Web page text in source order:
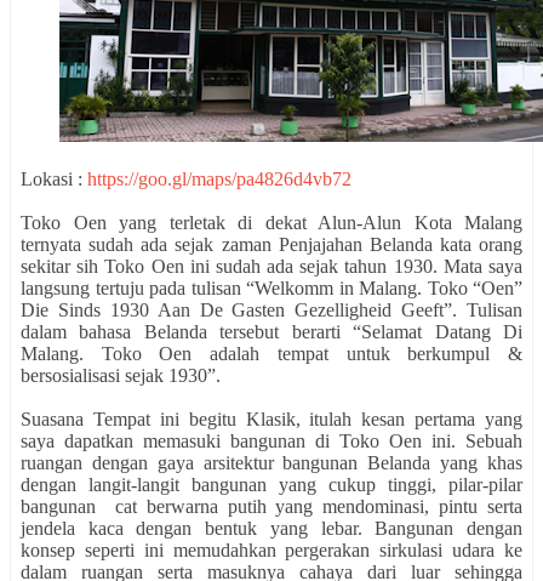
Lokasi : https://goo.gl/maps/pa4826d4vb72
Toko Oen yang terletak di dekat Alun-Alun Kota Malang
ternyata sudah ada sejak zaman Penjajahan Belanda kata orang
sekitar sih Toko Oen ini sudah ada sejak tahun 1930. Mata saya
langsung tertuju pada tulisan “Welkomm in Malang. Toko “Oen”
Die Sinds 1930 Aan De Gasten Gezelligheid Geeft”. Tulisan
dalam bahasa Belanda tersebut berarti “Selamat Datang Di
Malang. Toko Oen adalah tempat untuk berkumpul &
bersosialisasi sejak 1930”.
Suasana Tempat ini begitu Klasik, itulah kesan pertama yang
saya dapatkan memasuki bangunan di Toko Oen ini. Sebuah
ruangan dengan gaya arsitektur bangunan Belanda yang khas
dengan langit-langit bangunan yang cukup tinggi, pilar-pilar
bangunan cat berwarna putih yang mendominasi, pintu serta
jendela kaca dengan bentuk yang lebar. Bangunan dengan
konsep seperti ini memudahkan pergerakan sirkulasi udara ke
dalam ruangan serta masuknya cahaya dari luar sehingga